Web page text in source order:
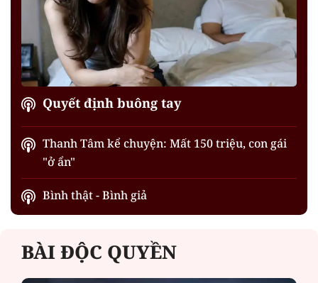
Quyết định buông tay
Thanh Tâm kể chuyện: Mất 150 triệu, con gái
"ở ẩn"
Bình thật - Bình giả
BÀI ĐỘC QUYỀN